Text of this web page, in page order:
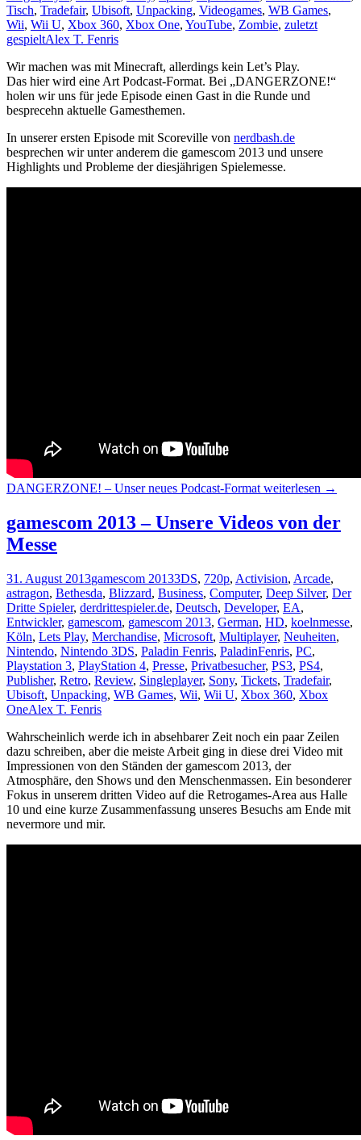
Tisch, Tradefair, Ubisoft, Unpacking, Videogames, WB Games,
Wii, Wii U, Xbox 360, Xbox One, YouTube, Zombie, zuletzt
gespieltAlex T. Fenris
Wir machen was mit Minecraft, allerdings kein Let’s Play.
Das hier wird eine Art Podcast-Format. Bei „DANGERZONE!“
holen wir uns für jede Episode einen Gast in die Runde und
besprecehn aktuelle Gamesthemen.
In unserer ersten Episode mit Scoreville von nerdbash.de
besprechen wir unter anderem die gamescom 2013 und unsere
Highlights und Probleme der diesjährigen Spielemesse.
DANGERZONE! – Unser neues Podcast-Format weiterlesen →
gamescom 2013 – Unsere Videos von der
Messe
31. August 2013gamescom 20133DS, 720p, Activision, Arcade,
astragon, Bethesda, Blizzard, Business, Computer, Deep Silver, Der
Dritte Spieler, derdrittespieler.de, Deutsch, Developer, EA,
Entwickler, gamescom, gamescom 2013, German, HD, koelnmesse,
Köln, Lets Play, Merchandise, Microsoft, Multiplayer, Neuheiten,
Nintendo, Nintendo 3DS, Paladin Fenris, PaladinFenris, PC,
Playstation 3, PlayStation 4, Presse, Privatbesucher, PS3, PS4,
Publisher, Retro, Review, Singleplayer, Sony, Tickets, Tradefair,
Ubisoft, Unpacking, WB Games, Wii, Wii U, Xbox 360, Xbox
OneAlex T. Fenris
Wahrscheinlich werde ich in absehbarer Zeit noch ein paar Zeilen
dazu schreiben, aber die meiste Arbeit ging in diese drei Video mit
Impressionen von den Ständen der gamescom 2013, der
Atmosphäre, den Shows und den Menschenmassen. Ein besonderer
Fokus in unserem dritten Video auf die Retrogames-Area aus Halle
10 und eine kurze Zusammenfassung unseres Besuchs am Ende mit
nevermore und mir.